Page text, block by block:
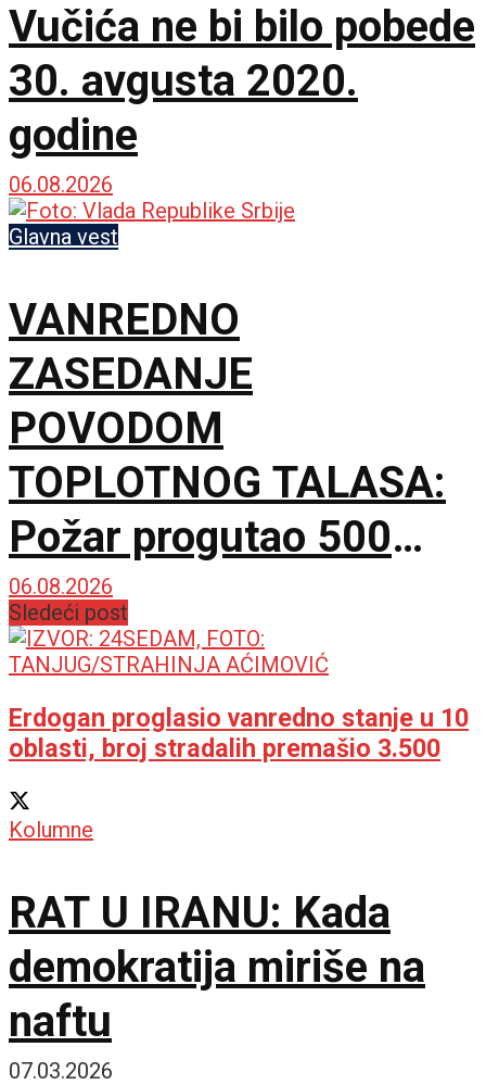
Vučića ne bi bilo pobede
30. avgusta 2020.
godine
06.08.2026
Glavna vest
VANREDNO
ZASEDANJE
POVODOM
TOPLOTNOG TALASA:
Požar progutao 500
hektara Peščare, sutra
nove mere Vlade
06.08.2026
Sledeći post
Erdogan proglasio vanredno stanje u 10
oblasti, broj stradalih premašio 3.500
Kolumne
RAT U IRANU: Kada
demokratija miriše na
naftu
07.03.2026